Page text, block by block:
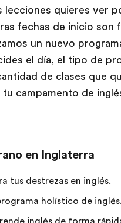
lecciones quieres ver
fechas de inicio son
un nuevo
el día, el tipo de
de clases que
campamento de
en Inglaterra
tus destrezas en inglés.
holístico de inglés.